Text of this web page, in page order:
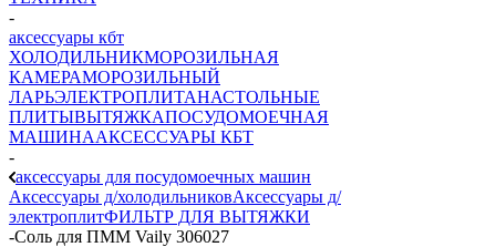
-
аксессуары кбт
ХОЛОДИЛЬНИКМОРОЗИЛЬНАЯ
КАМЕРАМОРОЗИЛЬНЫЙ
ЛАРЬЭЛЕКТРОПЛИТАНАСТОЛЬНЫЕ
ПЛИТЫВЫТЯЖКАПОСУДОМОЕЧНАЯ
МАШИНААКСЕССУАРЫ КБТ
-
аксессуары для посудомоечных машин
Аксессуары д/холодильниковАксессуары д/
электроплитФИЛЬТР ДЛЯ ВЫТЯЖКИ
-Соль для ПММ Vaily 306027